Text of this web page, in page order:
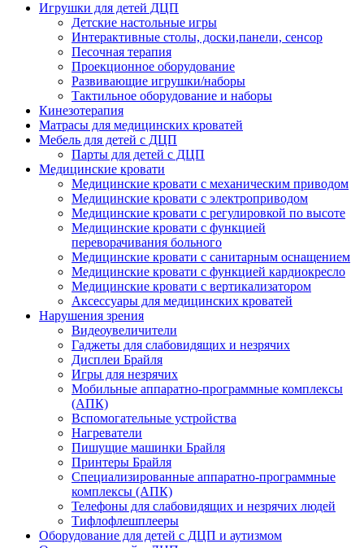
Игрушки для детей ДЦП
Детские настольные игры
Интерактивные столы, доски,панели, сенсор
Песочная терапия
Проекционное оборудование
Развивающие игрушки/наборы
Тактильное оборудование и наборы
Кинезотерапия
Матрасы для медицинских кроватей
Мебель для детей с ДЦП
Парты для детей с ДЦП
Медицинские кровати
Медицинские кровати с механическим приводом
Медицинские кровати с электроприводом
Медицинские кровати с регулировкой по высоте
Медицинские кровати с функцией
переворачивания больного
Медицинские кровати с санитарным оснащением
Медицинские кровати с функцией кардиокресло
Медицинские кровати с вертикализатором
Аксессуары для медицинских кроватей
Нарушения зрения
Видеоувеличители
Гаджеты для слабовидящих и незрячих
Дисплеи Брайля
Игры для незрячих
Мобильные аппаратно-программные комплексы
(АПК)
Вспомогательные устройства
Нагреватели
Пишущие машинки Брайля
Принтеры Брайля
Специализированные аппаратно-программные
комплексы (АПК)
Телефоны для слабовидящих и незрячих людей
Тифлофлешплееры
Оборудование для детей с ДЦП и аутизмом